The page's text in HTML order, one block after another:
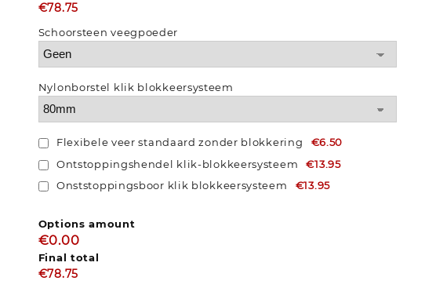
€78.75
Schoorsteen veegpoeder
Nylonborstel klik blokkeersysteem
Flexibele veer standaard zonder blokkering
€6.50
Ontstoppingshendel klik-blokkeersysteem
€13.95
Onststoppingsboor klik blokkeersysteem
€13.95
Options amount
€0.00
Final total
€78.75